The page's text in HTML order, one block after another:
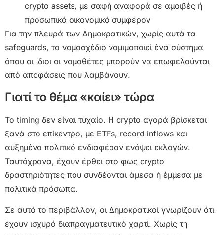
crypto assets, με σαφή αναφορά σε αμοιβές ή
προσωπικό οικονομικό συμφέρον
Για την πλευρά των Δημοκρατικών, χωρίς αυτά τα
safeguards, το νομοσχέδιο νομιμοποιεί ένα σύστημα
όπου οι ίδιοι οι νομοθέτες μπορούν να επωφελούνται
από αποφάσεις που λαμβάνουν.
Γιατί το θέμα «καίει» τώρα
Το timing δεν είναι τυχαίο. Η crypto αγορά βρίσκεται
ξανά στο επίκεντρο, με ETFs, record inflows και
αυξημένο πολιτικό ενδιαφέρον ενόψει εκλογών.
Ταυτόχρονα, έχουν έρθει στο φως crypto
δραστηριότητες που συνδέονται άμεσα ή έμμεσα με
πολιτικά πρόσωπα.
Σε αυτό το περιβάλλον, οι Δημοκρατικοί γνωρίζουν ότι
έχουν ισχυρό διαπραγματευτικό χαρτί. Χωρίς τη